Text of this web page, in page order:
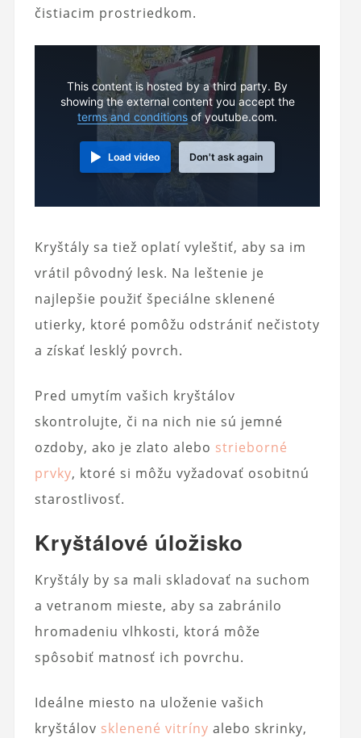
čistiacim prostriedkom.
This content is hosted by a third party. By
showing the external content you accept the
terms and conditions of youtube.com.
Load video Don't ask again
Kryštály sa tiež oplatí vyleštiť, aby sa im
vrátil pôvodný lesk. Na leštenie je
najlepšie použiť špeciálne sklenené
utierky, ktoré pomôžu odstrániť nečistoty
a získať lesklý povrch.
Pred umytím vašich kryštálov
skontrolujte, či na nich nie sú jemné
ozdoby, ako je zlato alebo strieborné
prvky, ktoré si môžu vyžadovať osobitnú
starostlivosť.
Kryštálové úložisko
Kryštály by sa mali skladovať na suchom
a vetranom mieste, aby sa zabránilo
hromadeniu vlhkosti, ktorá môže
spôsobiť matnosť ich povrchu.
Ideálne miesto na uloženie vašich
kryštálov sklenené vitríny alebo skrinky,